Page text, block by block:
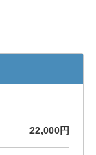
22,000円